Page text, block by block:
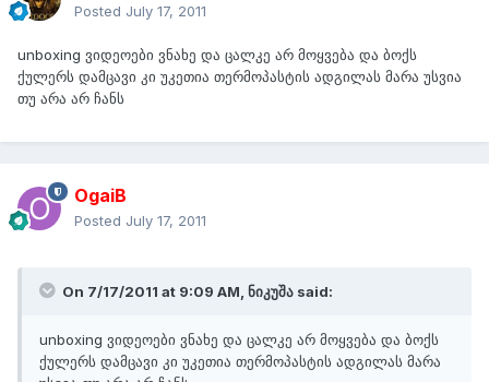
Posted July 17, 2011
unboxing ვიდეოები ვნახე და ცალკე არ მოყვება და ბოქს
ქულერს დამცავი კი უკეთია თერმოპასტის ადგილას მარა უსვია
თუ არა არ ჩანს
OgaiB
Posted July 17, 2011
On 7/17/2011 at 9:09 AM, ნიკუშა said:
unboxing ვიდეოები ვნახე და ცალკე არ მოყვება და ბოქს
ქულერს დამცავი კი უკეთია თერმოპასტის ადგილას მარა